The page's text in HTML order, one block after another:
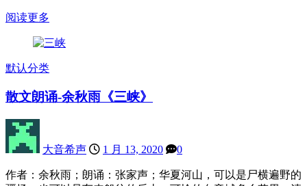
阅读更多
默认分类
散文朗诵-余秋雨《三峡》
大音希声 1 月 13, 2020 0
作者：余秋雨；朗诵：张家声；华夏河山，可以是尸横遍野的